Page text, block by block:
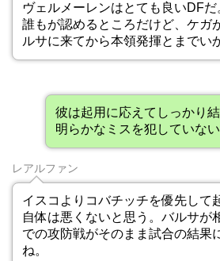
ヴェルメーレンはとても良いDF
誰もが認めるところだけど、ケガ
ルサに来てから本領発揮とまでい
彼は起用に応えてしっかり
明らかなミスを犯していない
レアルファン
イスコよりコバチッチを優先して
自体は悪くないと思う。バルサが
での攻防戦がそのまま試合の結果
ね。